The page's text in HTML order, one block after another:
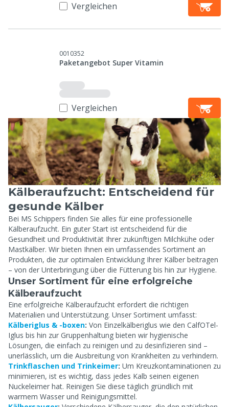
Vergleichen
0010352
Paketangebot Super Vitamin
Vergleichen
Kälberaufzucht: Entscheidend für
gesunde Kälber
Bei MS Schippers finden Sie alles für eine professionelle
Kälberaufzucht. Ein guter Start ist entscheidend für die
Gesundheit und Produktivität Ihrer zukünftigen Milchkühe oder
Mastkälber. Wir bieten Ihnen ein umfassendes Sortiment an
Produkten, die zur optimalen Entwicklung Ihrer Kälber beitragen
– von der Unterbringung über die Fütterung bis hin zur Hygiene.
Unser Sortiment für eine erfolgreiche
Kälberaufzucht
Eine erfolgreiche Kälberaufzucht erfordert die richtigen
Materialien und Unterstützung. Unser Sortiment umfasst:
Kälberiglus & -boxen: Von Einzelkälberiglus wie den CalfOTel-
Iglus bis hin zur Gruppenhaltung bieten wir hygienische
Lösungen, die einfach zu reinigen und zu desinfizieren sind –
unerlässlich, um die Ausbreitung von Krankheiten zu verhindern.
Trinkflaschen und Trinkeimer: Um Kreuzkontaminationen zu
minimieren, ist es wichtig, dass jedes Kalb seinen eigenen
Nuckeleimer hat. Reinigen Sie diese täglich gründlich mit
warmem Wasser und Reinigungsmittel.